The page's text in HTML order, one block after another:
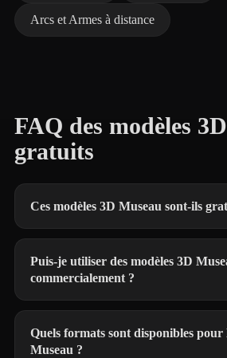
Arcs et Armes à distance
FAQ des modèles
gratuits
Ces modèles 3D Museau sont-ils
Puis-je utiliser des modèles 3D
commercialement ?
Quels formats sont disponibles pour
Museau ?